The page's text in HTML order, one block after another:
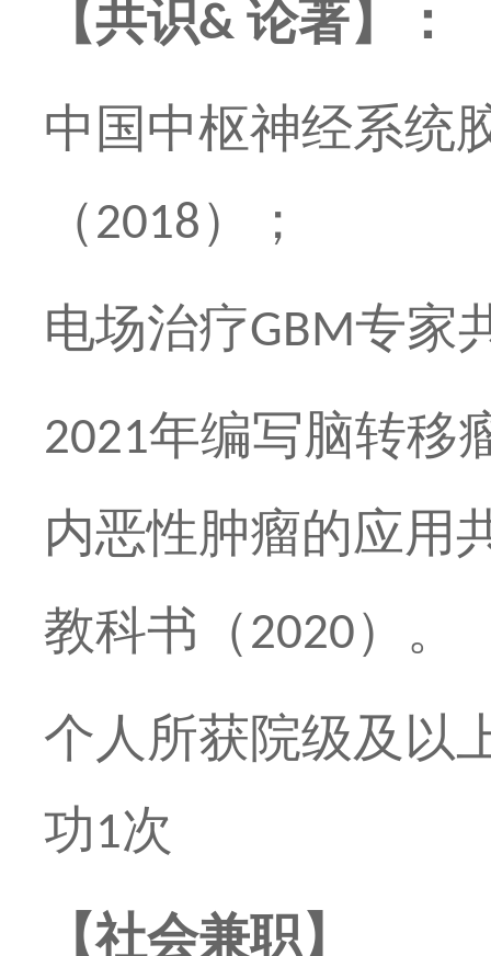
【共识& 论著】：
中国中枢神经系统
（2018）；
电场治疗GBM专家
2021年编写脑转移
内恶性肿瘤的应用
教科书（2020）。
个人所获院级及以
功1次
【社会兼职】